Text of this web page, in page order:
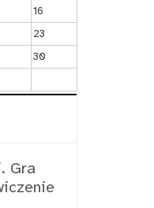
16
23
30
Gra